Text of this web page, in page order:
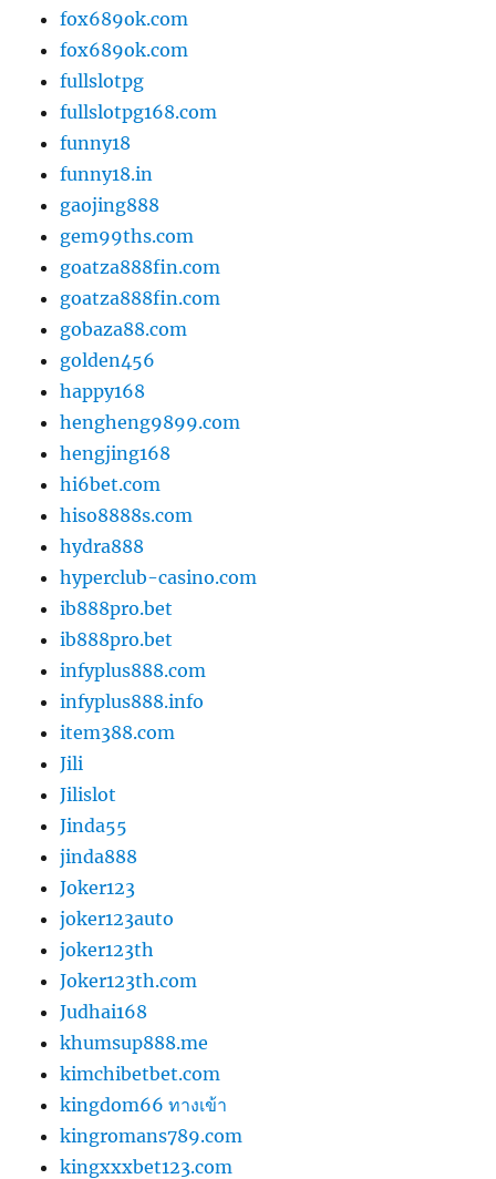
fox689ok.com
fox689ok.com
fullslotpg
fullslotpg168.com
funny18
funny18.in
gaojing888
gem99ths.com
goatza888fin.com
goatza888fin.com
gobaza88.com
golden456
happy168
hengheng9899.com
hengjing168
hi6bet.com
hiso8888s.com
hydra888
hyperclub-casino.com
ib888pro.bet
ib888pro.bet
infyplus888.com
infyplus888.info
item388.com
Jili
Jilislot
Jinda55
jinda888
Joker123
joker123auto
joker123th
Joker123th.com
Judhai168
khumsup888.me
kimchibetbet.com
kingdom66 ทางเข้า
kingromans789.com
kingxxxbet123.com